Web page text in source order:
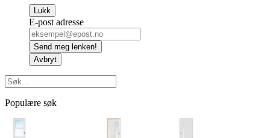
Lukk
E-post adresse
Send meg lenken!
Avbryt
Populære søk